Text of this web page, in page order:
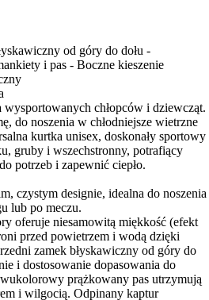
od góry do dołu -
i pas - Boczne kieszenie
chłopców i dziewcząt.
do noszenia w chłodniejsze wietrzne
kurtka unisex, doskonały sportowy
gruby i wszechstronny, potrafiący
potrzeb i zapewnić ciepło.
czystym designie, idealna do noszenia
lub po meczu.
oferuje niesamowitą miękkość (efekt
przed powietrzem i wodą dzięki
zamek błyskawiczny od góry do
i dostosowanie dopasowania do
prążkowany pas utrzymują
i wilgocią. Odpinany kaptur